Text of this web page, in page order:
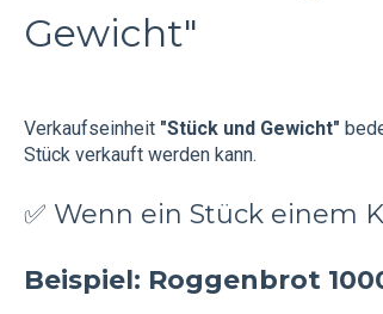
Gewicht"
Verkaufseinheit"Stück und Gewicht"
Stück verkauft werden kann.
✅ Wenn ein Stück einem
Beispiel: Roggenbrot